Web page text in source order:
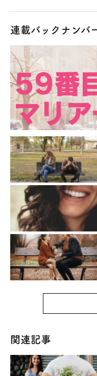
連載バックナンバ
関連記事